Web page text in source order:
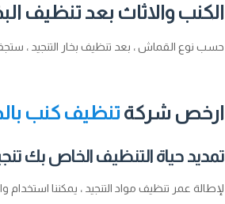
الكنب والاثاث بعد تنظيف
حسب نوع القماش ، بعد تنظيف بخار التنجيد ، ستجف
ارخص شركة تنظيف كنب
تمديد حياة التنظيف الخاص بك
لإطالة عمر تنظيف مواد التنجيد ، يمكننا